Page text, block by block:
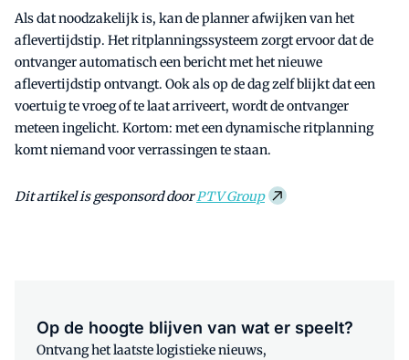
Als dat noodzakelijk is, kan de planner afwijken van het
aflevertijdstip. Het ritplanningssysteem zorgt ervoor dat de
ontvanger automatisch een bericht met het nieuwe
aflevertijdstip ontvangt. Ook als op de dag zelf blijkt dat een
voertuig te vroeg of te laat arriveert, wordt de ontvanger
meteen ingelicht. Kortom: met een dynamische ritplanning
komt niemand voor verrassingen te staan.
Dit artikel is gesponsord doorPTV Group
Op de hoogte blijven van wat er speelt?
Ontvang het laatste logistieke nieuws,